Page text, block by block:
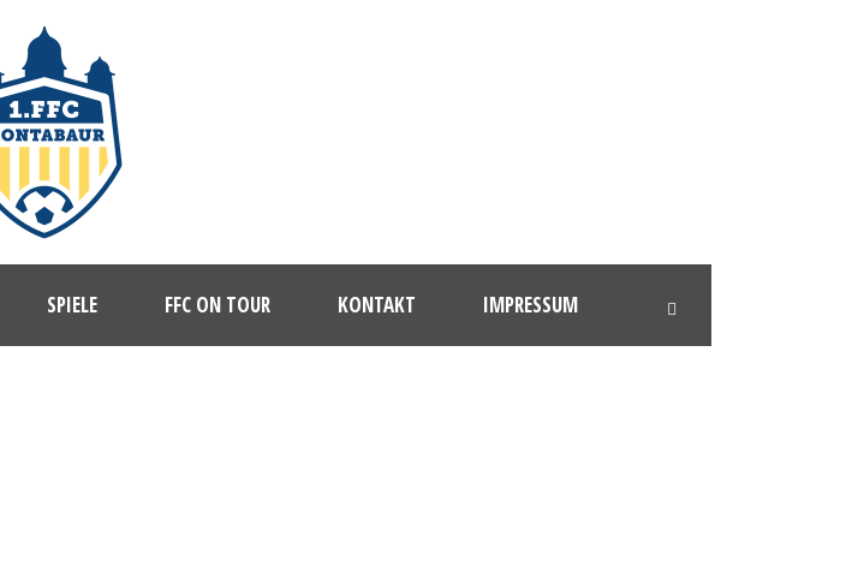
SPIELE FFC ON TOUR KONTAKT IMPRESSUM